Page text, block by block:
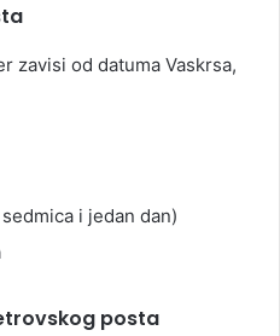
zavisi od datuma Vaskrsa,
i jedan dan)
posta